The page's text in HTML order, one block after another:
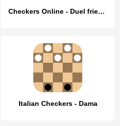
Checkers Online - Duel friends
Italian Checkers - Dama